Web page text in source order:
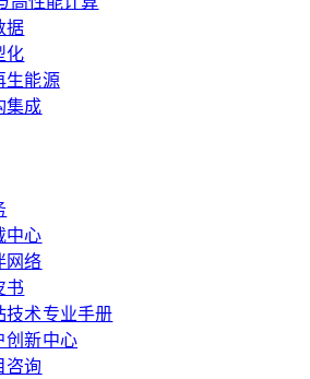
据
化
生能源
集成
中心
网络
书
技术专业手册
创新中心
咨询